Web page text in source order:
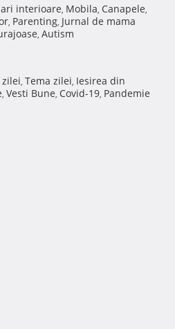
interioare, Mobila, Canapele,
, Parenting, Jurnal de mama
, Autism
, Tema zilei, Iesirea din
, Vesti Bune, Covid-19, Pandemie